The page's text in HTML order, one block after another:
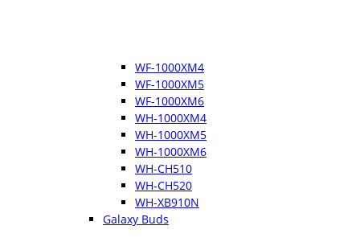
WF-1000XM4
WF-1000XM5
WF-1000XM6
WH-1000XM4
WH-1000XM5
WH-1000XM6
WH-CH510
WH-CH520
WH-XB910N
Galaxy Buds